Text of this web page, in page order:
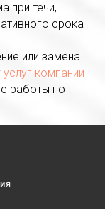
при течи,
срока
или замена
услуг компании
работы по